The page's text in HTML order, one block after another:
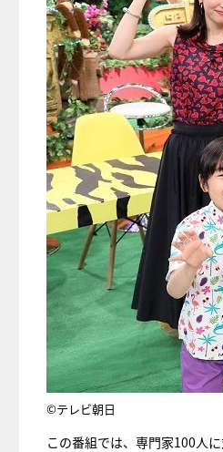
©テレビ朝日
この番組では、専門家100人